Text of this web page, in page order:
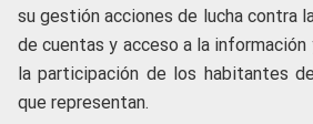
su gestión acciones de lucha contra
de cuentas y acceso a la información
la participación de los habitantes
que representan.